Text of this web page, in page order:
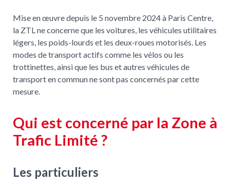
Mise en œuvre depuis le 5 novembre 2024 à Paris Centre,
la ZTL ne concerne que les voitures, les véhicules utilitaires
légers, les poids-lourds et les deux-roues motorisés. Les
modes de transport actifs comme les vélos ou les
trottinettes, ainsi que les bus et autres véhicules de
transport en commun ne sont pas concernés par cette
mesure.
Qui est concerné par la Zone à
Trafic Limité ?
Les particuliers